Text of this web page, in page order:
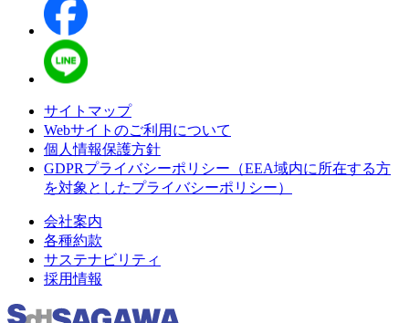
サイトマップ
Webサイトのご利用について
個人情報保護方針
GDPRプライバシーポリシー（EEA域内に所在する方
を対象としたプライバシーポリシー）
会社案内
各種約款
サステナビリティ
採用情報